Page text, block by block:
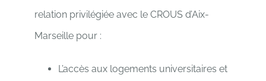
relation privilégiée avec le CROUS d’Aix-
Marseille pour :
L’accès aux logements universitaires et